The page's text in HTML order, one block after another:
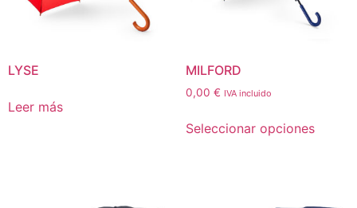
LYSE
Leer más
MILFORD
0,00 € IVA incluido
Seleccionar opciones